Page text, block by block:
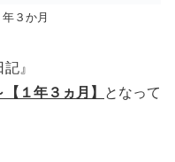
３か月
』
【１年３ヵ月】
となって